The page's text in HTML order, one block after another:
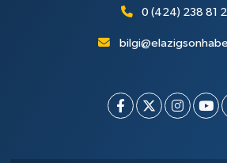
0 (424) 238 81